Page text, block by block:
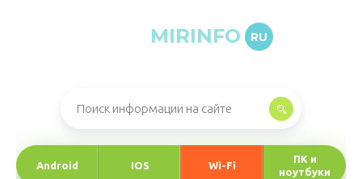
MIRINFO RU
Android IOS Wi-Fi
ПК и
ноутбуки